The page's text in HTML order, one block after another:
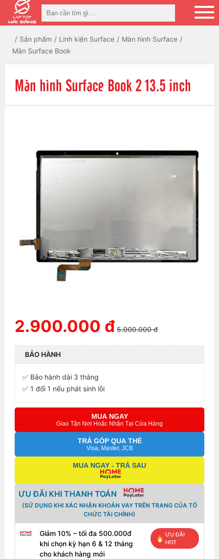
Sản phẩm Linh kiện Surface
Màn hình Surface
Màn Surface Book
Màn hình Surface Book 2 13.5 inch
2.900.000 đ 5.000.000 đ
BẢO HÀNH
✅ Bảo hành dài 3 tháng
✅ 1 đổi 1 nếu phát sinh lỗi
MUA NGAY
Giao Tận Nơi Hoặc Nhận Tại Cửa Hàng
TRẢ GÓP QUA THẺ
Visa, Master, JCB
MUA NGAY - TRẢ SAU
ƯU ĐÃI KHI THANH TOÁN
(SỬ DỤNG KHI XÁC NHẬN KHOẢN VAY TRÊN TRANG CỦA TỔ
CHỨC TÀI CHÍNH)
Giảm 10% – tối đa 500.000đ
khi chọn kỳ hạn 6 & 12 tháng
cho khách hàng mới
ƯU ĐÃI
HOT